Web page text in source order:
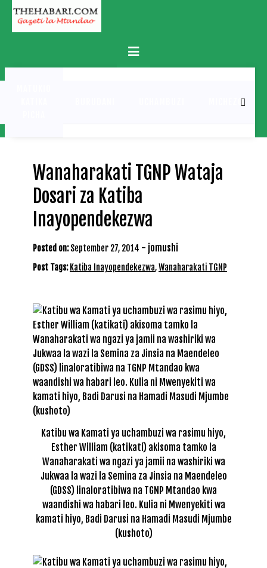
Skip
content
Primary
Menu
MICHEZO
Wanaharakati TGNP Wataja
Dosari za Katiba
Inayopendekezwa
Posted on: September 27, 2014 - jomushi
Post Tags: Katiba Inayopendekezwa,Wanaharakati TGNP
Katibu wa Kamati ya uchambuzi wa rasimu hiyo,
Esther William (katikati) akisoma tamko la
Wanaharakati wa ngazi ya jamii na washiriki wa
Jukwaa la wazi la Semina za Jinsia na Maendeleo
(GDSS) linaloratibiwa na TGNP Mtandao kwa
waandishi wa habari leo. Kulia ni Mwenyekiti wa
kamati hiyo, Badi Darusi na Hamadi Masudi Mjumbe
(kushoto)